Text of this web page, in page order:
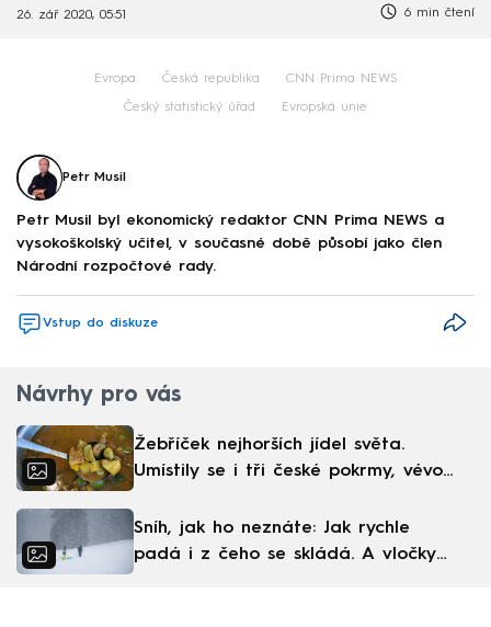
26. zář 2020, 05:51 6 min čtení
Evropa Česká republika CNN Prima NEWS
Český statistický úřad Evropská unie
Petr Musil
Petr Musil byl ekonomický redaktor CNN Prima NEWS a
vysokoškolský učitel, v současné době působí jako člen
Národní rozpočtové rady.
Vstup do diskuze
Návrhy pro vás
Žebříček nejhorších jídel světa.
Umístily se i tři české pokrmy, vévodí
Sníh, jak ho neznáte: Jak rychle
padá i z čeho se skládá. A vločky